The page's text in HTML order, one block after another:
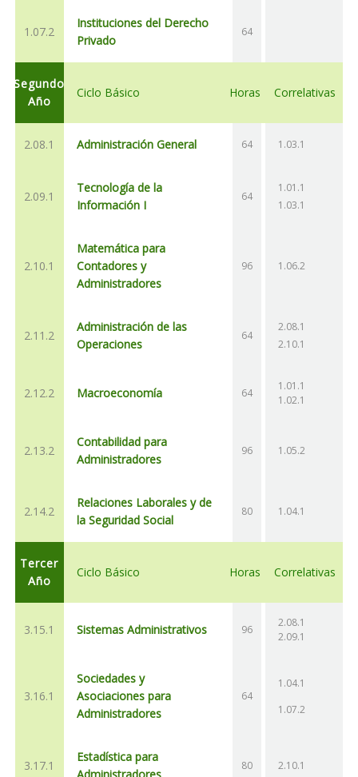
1.07.2
Instituciones del Derecho
Privado
64
Segundo
Año
Ciclo Básico Horas Correlativas
2.08.1 Administración General 64 1.03.1
2.09.1
Tecnología de la
Información I
64
1.01.1
1.03.1
2.10.1
Matemática para
Contadores y
Administradores
96 1.06.2
2.11.2
Administración de las
Operaciones
64
2.08.1
2.10.1
2.12.2 Macroeconomía 64
1.01.1
1.02.1
2.13.2
Contabilidad para
Administradores
96 1.05.2
2.14.2
Relaciones Laborales y de
la Seguridad Social
80 1.04.1
Tercer
Año
Ciclo Básico Horas Correlativas
3.15.1 Sistemas Administrativos 96
2.08.1
2.09.1
3.16.1
Sociedades y
Asociaciones para
Administradores
64
1.04.1
1.07.2
3.17.1
Estadística para
80 2.10.1